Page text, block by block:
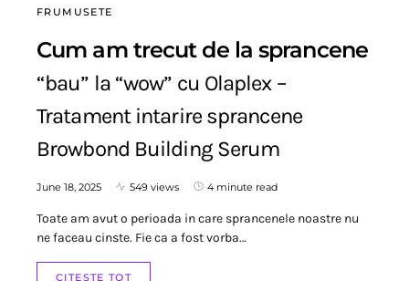
FRUMUSETE
Cum am trecut de la sprancene
“bau” la “wow” cu Olaplex –
Tratament intarire sprancene
Browbond Building Serum
June 18, 2025 549 views 4 minute read
Toate am avut o perioada in care sprancenele noastre nu
ne faceau cinste. Fie ca a fost vorba…
CITESTE TOT